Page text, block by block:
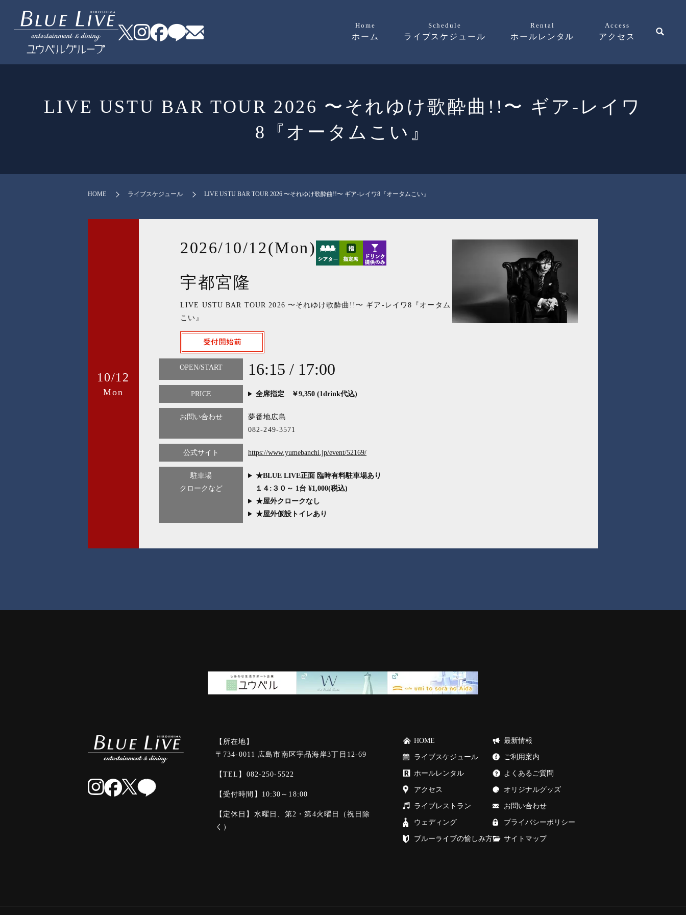
Home
ホーム
Schedule
ライブスケジュール
Rental
ホールレンタル
Access
アクセス
LIVE USTU BAR TOUR 2026 〜それゆけ歌酔曲!!〜 ギア-レイワ
8『オータムこい』
HOME ライブスケジュール LIVE USTU BAR TOUR 2026 〜それゆけ歌酔曲!!〜 ギア-レイワ8『オータムこい』
10/12
Mon
2026/10/12(Mon)
宇都宮隆
LIVE USTU BAR TOUR 2026 〜それゆけ歌酔曲!!〜 ギア-レイワ8『オータム
こい』
OPEN/START 16:15 / 17:00
PRICE 全席指定 ￥9,350 (1drink代込)
お問い合わせ
夢番地広島
082-249-3571
公式サイト https://www.yumebanchi.jp/event/52169/
駐車場
クロークなど
★BLUE LIVE正面 臨時有料駐車場あり
１４:３０～ 1台 ¥1,000(税込)
★屋外クロークなし
★屋外仮設トイレあり
【所在地】
〒734-0011 広島市南区宇品海岸3丁目12-69
【TEL】 082-250-5522
【受付時間】10:30～18:00
【定休日】水曜日、第2・第4火曜日（祝日除
く）
HOME
ライブスケジュール
ホールレンタル
アクセス
ライブレストラン
ウェディング
ブルーライブの愉しみ方
最新情報
ご利用案内
よくあるご質問
オリジナルグッズ
お問い合わせ
プライバシーポリシー
サイトマップ